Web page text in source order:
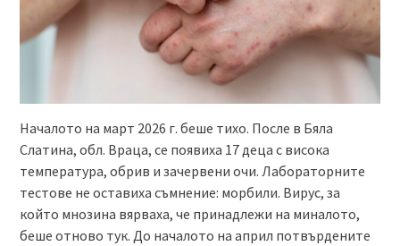
Началото на март 2026 г. беше тихо. После в Бяла
Слатина, обл. Враца, се появиха 17 деца с висока
температура, обрив и зачервени очи. Лабораторните
тестове не оставиха съмнение: морбили. Вирус, за
който мнозина вярваха, че принадлежи на миналото,
беше отново тук. До началото на април потвърдените